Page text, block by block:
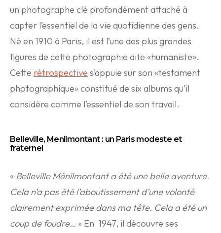
un photographe clé profondément attaché à
capter l’essentiel de la vie quotidienne des gens.
Né en 1910 à Paris, il est l’une des plus grandes
figures de cette photographie dite «humaniste».
Cette rétrospective s’appuie sur son «testament
photographique» constitué de six albums qu’il
considère comme l’essentiel de son travail.
Belleville, Menilmontant : un Paris modeste et
fraternel
« Belleville Ménilmontant a été une belle aventure.
Cela n’a pas été l’aboutissement d’une volonté
clairement exprimée dans ma tête. Cela a été un
coup de foudre… » En 1947, il découvre ses